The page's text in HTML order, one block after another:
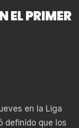
EL PRIMER
en la Liga
definido que los